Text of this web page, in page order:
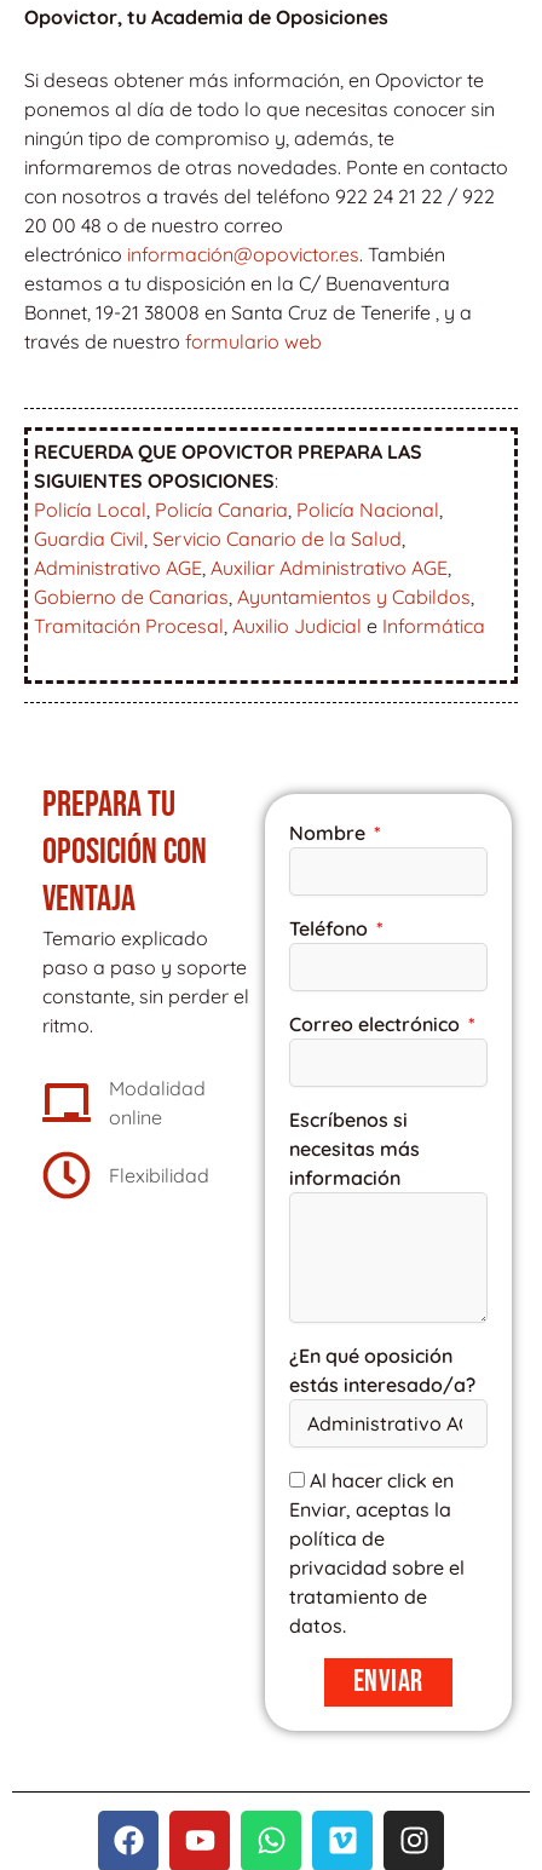
Opovictor, tu Academia de Oposiciones
Si deseas obtener más información, en Opovictor te
ponemos al día de todo lo que necesitas conocer sin
ningún tipo de compromiso y, además, te
informaremos de otras novedades. Ponte en contacto
con nosotros a través del teléfono 922 24 21 22 / 922
20 00 48 o de nuestro correo
electrónico información@opovictor.es. También
estamos a tu disposición en la C/ Buenaventura
Bonnet, 19-21 38008 en Santa Cruz de Tenerife , y a
través de nuestro formulario web
RECUERDA QUE OPOVICTOR PREPARA LAS
SIGUIENTES OPOSICIONES:
Policía Local Policía Canaria Policía Nacional
Guardia Civil Servicio Canario de la Salud
Administrativo AGE Auxiliar Administrativo AGE
Gobierno de Canarias Ayuntamientos y Cabildos
Tramitación Procesal Auxilio Judicial e Informática
PREPARA TU
OPOSICIÓN CON
VENTAJA
Temario explicado
paso a paso y soporte
constante, sin perder el
ritmo.
Modalidad
online
Flexibilidad
Nombre
Teléfono
Correo electrónico
Escríbenos si
necesitas más
información
¿En qué oposición
estás interesado/a?
Al hacer click en
Enviar, aceptas la
política de
privacidad sobre el
tratamiento de
datos.
Enviar
F
a
Y
o
W
h
V
i
I
n